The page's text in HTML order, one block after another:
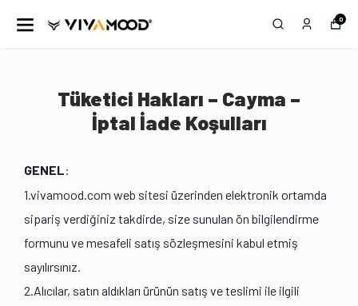
0
Tüketici Hakları – Cayma –
İptal İade Koşulları
GENEL:
1.vivamood.com web sitesi üzerinden elektronik ortamda
sipariş verdiğiniz takdirde, size sunulan ön bilgilendirme
formunu ve mesafeli satış sözleşmesini kabul etmiş
sayılırsınız.
2.Alıcılar, satın aldıkları ürünün satış ve teslimi ile ilgili